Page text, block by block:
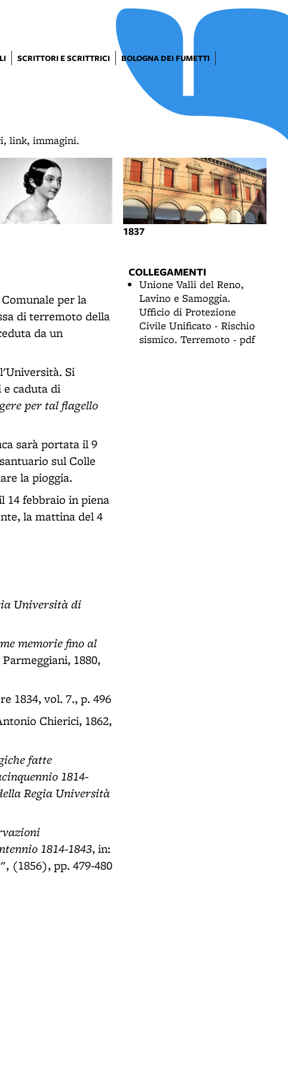
SCRITTORI E SCRITTRICI
BOLOGNA DEI FUMETTI
link, immagini.
1837
per la
di terremoto della
da un
Si
caduta di
per tal flagello
sarà portata il 9
sul Colle
la pioggia.
14 febbraio in piena
la mattina del 4
Università di
memorie fino al
1880,
1834, vol. 7., p. 496
Chierici, 1862,
fatte
1814-
Regia Università
1814-1843, in:
(1856), pp. 479-480
COLLEGAMENTI
Unione Valli del Reno,
Lavino e Samoggia.
Ufficio di Protezione
Civile Unificato - Rischio
sismico. Terremoto - pdf